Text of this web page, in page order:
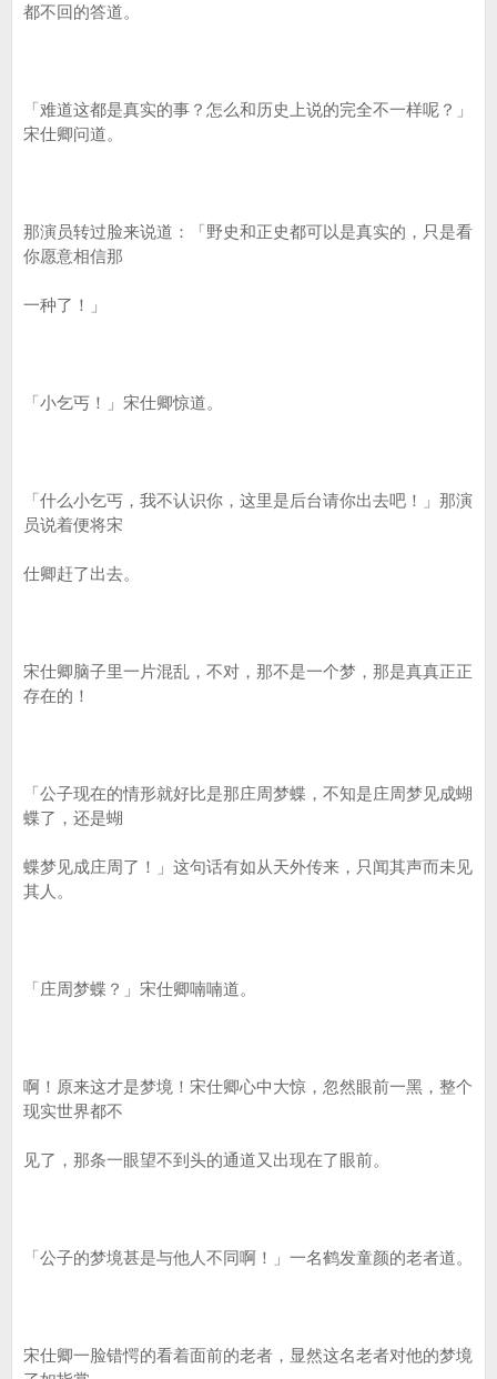
都不回的答道。
「难道这都是真实的事？怎么和历史上说的完全不一样呢？」
宋仕卿问道。
那演员转过脸来说道：「野史和正史都可以是真实的，只是看
你愿意相信那
一种了！」
「小乞丐！」宋仕卿惊道。
「什么小乞丐，我不认识你，这里是后台请你出去吧！」那演
员说着便将宋
仕卿赶了出去。
宋仕卿脑子里一片混乱，不对，那不是一个梦，那是真真正正
存在的！
「公子现在的情形就好比是那庄周梦蝶，不知是庄周梦见成蝴
蝶了，还是蝴
蝶梦见成庄周了！」这句话有如从天外传来，只闻其声而未见
其人。
「庄周梦蝶？」宋仕卿喃喃道。
啊！原来这才是梦境！宋仕卿心中大惊，忽然眼前一黑，整个
现实世界都不
见了，那条一眼望不到头的通道又出现在了眼前。
「公子的梦境甚是与他人不同啊！」一名鹤发童颜的老者道。
宋仕卿一脸错愕的看着面前的老者，显然这名老者对他的梦境